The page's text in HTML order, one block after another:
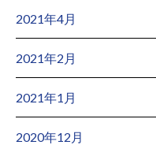
2021年4月
2021年2月
2021年1月
2020年12月